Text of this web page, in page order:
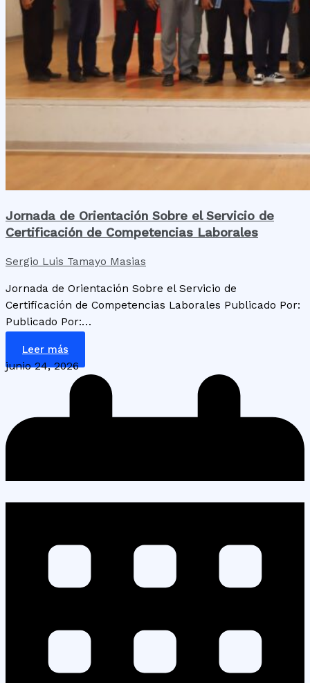
Jornada de Orientación Sobre el Servicio de
Certificación de Competencias Laborales
Sergio Luis Tamayo Masias
Jornada de Orientación Sobre el Servicio de
Certificación de Competencias Laborales Publicado Por:
Publicado Por:…
Leer más
junio 24, 2026